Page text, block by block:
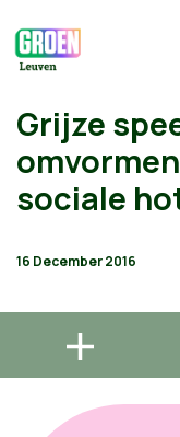
Grijze
sociale
16 December 2016